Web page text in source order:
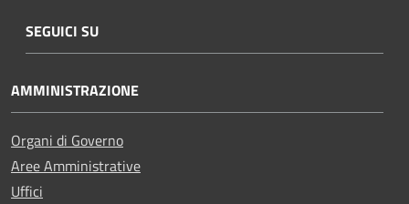
SEGUICI SU
AMMINISTRAZIONE
Organi di Governo
Aree Amministrative
Uffici